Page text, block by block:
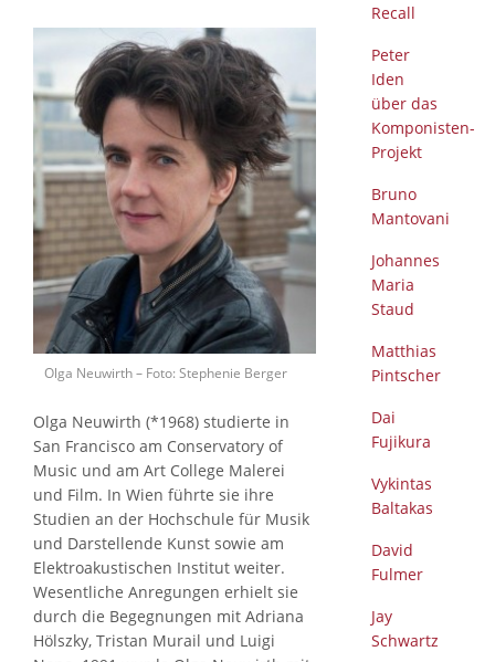
Recall
Peter
Iden
über das
Komponisten-
Projekt
Bruno
Mantovani
Johannes
Maria
Staud
Matthias
Pintscher
Dai
Fujikura
Vykintas
Baltakas
David
Fulmer
Jay
Schwartz
Olga Neuwirth – Foto: Stephenie Berger
Olga Neuwirth (*1968) studierte in
San Francisco am Conservatory of
Music und am Art College Malerei
und Film. In Wien führte sie ihre
Studien an der Hochschule für Musik
und Darstellende Kunst sowie am
Elektroakustischen Institut weiter.
Wesentliche Anregungen erhielt sie
durch die Begegnungen mit Adriana
Hölszky, Tristan Murail und Luigi